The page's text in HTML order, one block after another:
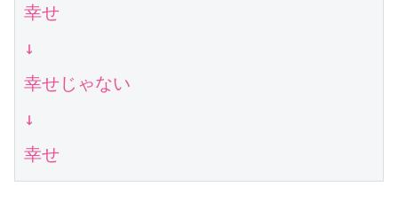
幸せ
↓
幸せじゃない
↓
幸せ